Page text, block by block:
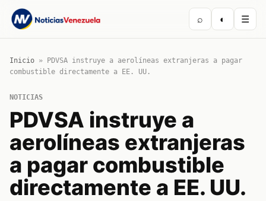
⌕ ◐ ☰
Inicio »
PDVSA instruye a aerolíneas extranjeras a pagar
combustible directamente a EE. UU.
NOTICIAS
PDVSA instruye a
aerolíneas extranjeras
a pagar combustible
directamente a EE. UU.